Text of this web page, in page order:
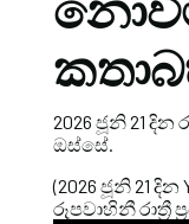
2026 ජූනි 21 දින
ඔස්සේ.
(2026 ජූනි 21
රූපවාහිනී රාත්‍රී